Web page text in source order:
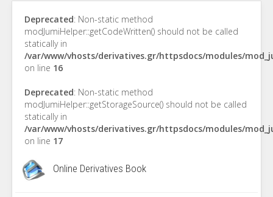
Deprecated: Non-static method
modJumiHelper::getCodeWritten() should not be called
statically in
/var/www/vhosts/derivatives.gr/httpsdocs/modules/
on line 16
Deprecated: Non-static method
modJumiHelper::getStorageSource() should not be called
statically in
/var/www/vhosts/derivatives.gr/httpsdocs/modules/
on line 17
Online Derivatives Book